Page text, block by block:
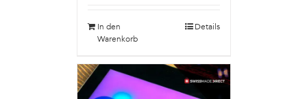
In den
Warenkorb
Details